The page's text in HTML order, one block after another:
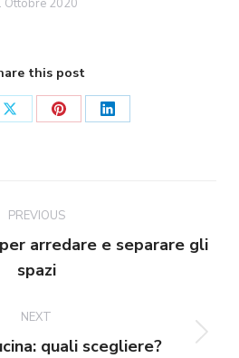
Ottobre 2020
this post
Share
Share
Share
PREVIOUS
Previous
post:
arredare e separare gli
spazi
NEXT
Next
quali scegliere?